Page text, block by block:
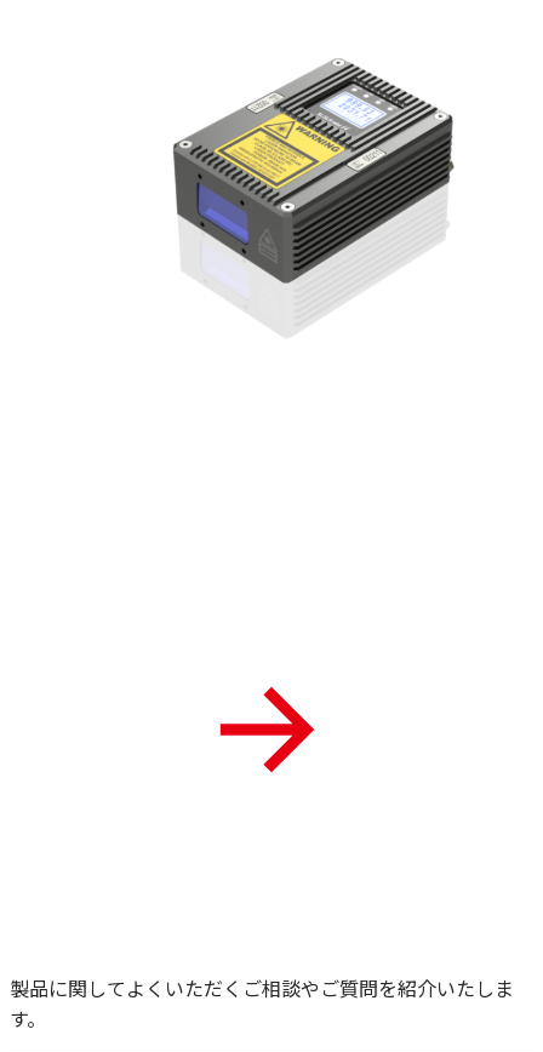
製品に関してよくいただくご相談やご質問を紹介いたしま
す。